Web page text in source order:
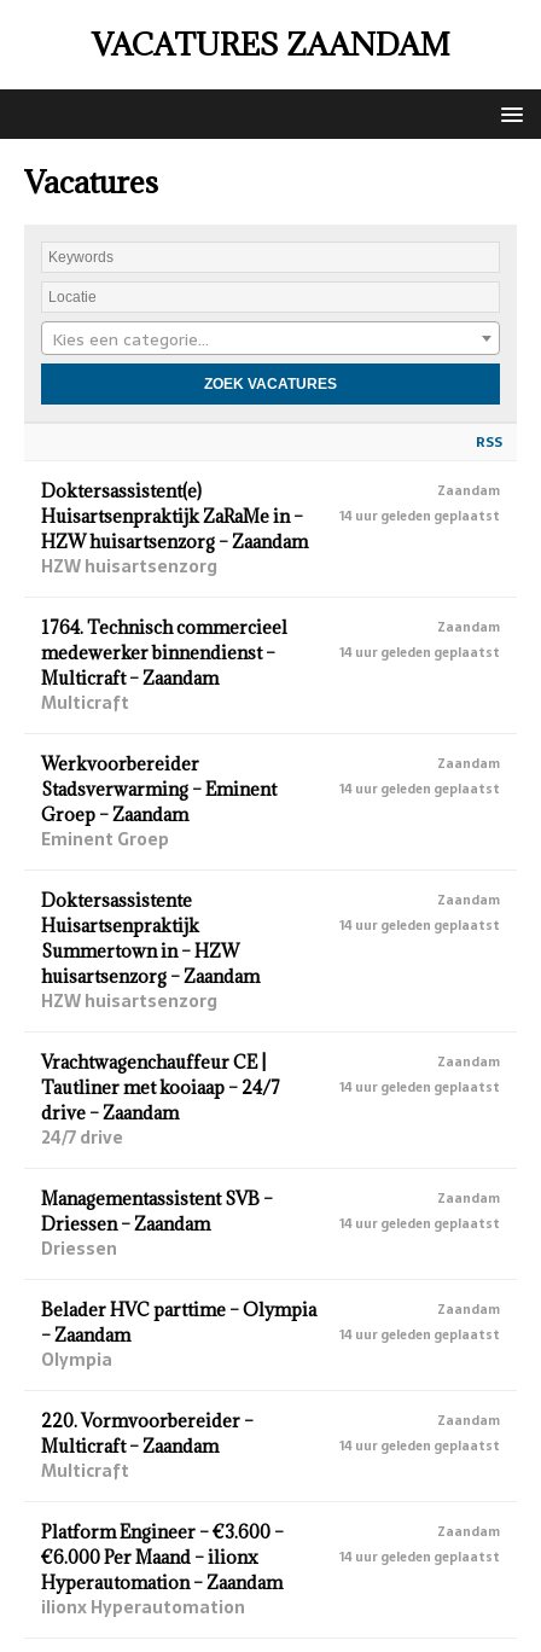
VACATURES ZAANDAM
Vacatures
Kies een categorie…
RSS
Doktersassistent(e)
Huisartsenpraktijk ZaRaMe in –
HZW huisartsenzorg – Zaandam
HZW huisartsenzorg
Zaandam
14 uur geleden geplaatst
1764. Technisch commercieel
medewerker binnendienst –
Multicraft – Zaandam
Multicraft
Zaandam
14 uur geleden geplaatst
Werkvoorbereider
Stadsverwarming – Eminent
Groep – Zaandam
Eminent Groep
Zaandam
14 uur geleden geplaatst
Doktersassistente
Huisartsenpraktijk
Summertown in – HZW
huisartsenzorg – Zaandam
HZW huisartsenzorg
Zaandam
14 uur geleden geplaatst
Vrachtwagenchauffeur CE |
Tautliner met kooiaap – 24/7
drive – Zaandam
24/7 drive
Zaandam
14 uur geleden geplaatst
Managementassistent SVB –
Driessen – Zaandam
Driessen
Zaandam
14 uur geleden geplaatst
Belader HVC parttime – Olympia
– Zaandam
Olympia
Zaandam
14 uur geleden geplaatst
220. Vormvoorbereider –
Multicraft – Zaandam
Multicraft
Zaandam
14 uur geleden geplaatst
Platform Engineer – €3.600 –
€6.000 Per Maand – ilionx
Hyperautomation – Zaandam
ilionx Hyperautomation
Zaandam
14 uur geleden geplaatst